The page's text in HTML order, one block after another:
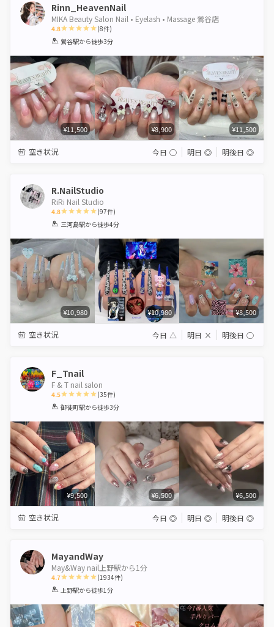
Rinn_HeavenNail
MIKA Beauty Salon Nail • Eyelash • Massage 鶯谷店
4.8
1 2 3 4 5
(8件)
鶯谷駅から徒歩3分
¥11,500 ¥8,900 ¥11,500
空き状況 今日 ◯ 明日 ◎ 明後日 ◎
R.NailStudio
RiRi Nail Studio
4.8
1 2 3 4 5
(97件)
三河島駅から徒歩4分
¥10,980 ¥10,980 ¥8,500
空き状況 今日 △ 明日 × 明後日 ◯
F_Tnail
F & T nail salon
4.5
1 2 3 4 5
(35件)
御徒町駅から徒歩3分
¥9,500 ¥6,500 ¥6,500
空き状況 今日 ◎ 明日 ◎ 明後日 ◎
MayandWay
May&Way nail上野駅から1分
4.7
1 2 3 4 5
(1934件)
上野駅から徒歩1分